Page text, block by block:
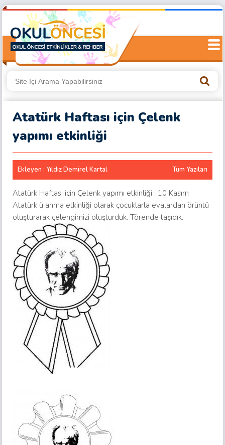
Atatürk Haftası için Çelenk
yapımı etkinliği
Ekleyen : Yıldız Demirel Kartal Tüm Yazıları
Atatürk Haftası için Çelenk yapımı etkinliği ; 10 Kasım
Atatürk ü anma etkinliği olarak çocuklarla evalardan örüntü
oluşturarak çelengimizi oluşturduk. Törende taşıdık.